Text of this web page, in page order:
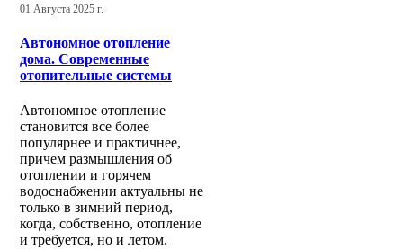
01 Августа 2025 г.
Автономное отопление
дома. Современные
отопительные системы
Автономное отопление
становится все более
популярнее и практичнее,
причем размышления об
отоплении и горячем
водоснабжении актуальны не
только в зимний период,
когда, собственно, отопление
и требуется, но и летом.